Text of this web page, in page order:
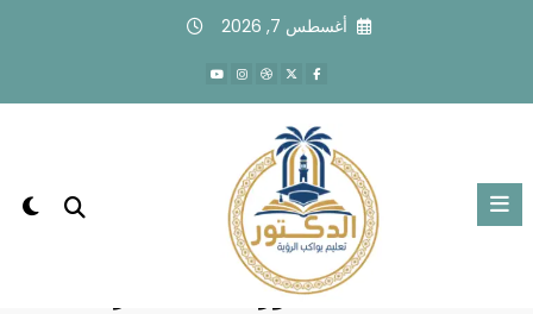
أغسطس 7, 2026
دورات القدرات العامة في المملكة العربية
السعودية: أفضل شرح قدرات بجدة في
أكاديمية الدكتور أسامة مشرف